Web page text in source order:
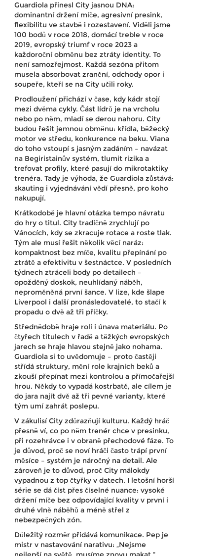
Guardiola přinesl City jasnou DNA:
dominantní držení míče, agresivní presink,
flexibilitu ve stavbě i rozestavení. Viděli jsme
100 bodů v roce 2018, domácí treble v roce
2019, evropský triumf v roce 2023 a
každoroční obměnu bez ztráty identity. To
není samozřejmost. Každá sezóna přitom
musela absorbovat zranění, odchody opor i
soupeře, kteří se na City učili roky.
Prodloužení přichází v čase, kdy kádr stojí
mezi dvěma cykly. Část lídrů je na vrcholu
nebo po něm, mladí se derou nahoru. City
budou řešit jemnou obměnu: křídla, běžecký
motor ve středu, konkurence na beku. Viana
do toho vstoupí s jasným zadáním – navázat
na Begiristainův systém, tlumit rizika a
trefovat profily, které pasují do mikrotaktiky
trenéra. Tady je výhoda, že Guardiola zůstává:
skauting i vyjednávání vědí přesně, pro koho
nakupují.
Krátkodobě je hlavní otázka tempo návratu
do hry o titul. City tradičně zrychlují po
Vánocích, kdy se zkracuje rotace a roste tlak.
Tým ale musí řešit několik věcí naráz:
kompaktnost bez míče, kvalitu přepínání po
ztrátě a efektivitu v šestnáctce. V posledních
týdnech ztráceli body po detailech –
opožděný doskok, neuhlídaný náběh,
neproměněná první šance. V lize, kde šlape
Liverpool i další pronásledovatelé, to stačí k
propadu o dvě až tři příčky.
Střednědobě hraje roli i únava materiálu. Po
čtyřech titulech v řadě a těžkých evropských
jarech se hraje hlavou stejně jako nohama.
Guardiola si to uvědomuje – proto častěji
střídá struktury, mění role krajních beků a
zkouší přepínat mezi kontrolou a přímočařejší
hrou. Někdy to vypadá kostrbatě, ale cílem je
do jara najít dvě až tři pevné varianty, které
tým umí zahrát poslepu.
V zákulisí City zdůrazňují kulturu. Každý hráč
přesně ví, co po něm trenér chce v presinku,
při rozehrávce i v obraně přechodové fáze. To
je důvod, proč se noví hráči často trápí první
měsíce – systém je náročný na detail. Ale
zároveň je to důvod, proč City málokdy
vypadnou z top čtyřky v datech. I letošní horší
série se dá číst přes číselné nuance: vysoké
držení míče bez odpovídající kvality v první i
druhé vlně náběhů a méně střel z
nebezpečných zón.
Důležitý rozměr přidává komunikace. Pep je
mistr v nastavování narativu: „Nejsme